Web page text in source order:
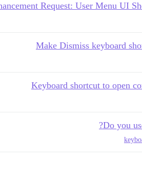
Request: User Menu UI
Make Dismiss keyboard
Keyboard shortcut to open